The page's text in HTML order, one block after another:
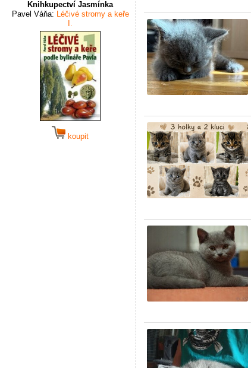
Knihkupectví Jasmínka
Pavel Váňa: Léčivé stromy a keře
I.
koupit